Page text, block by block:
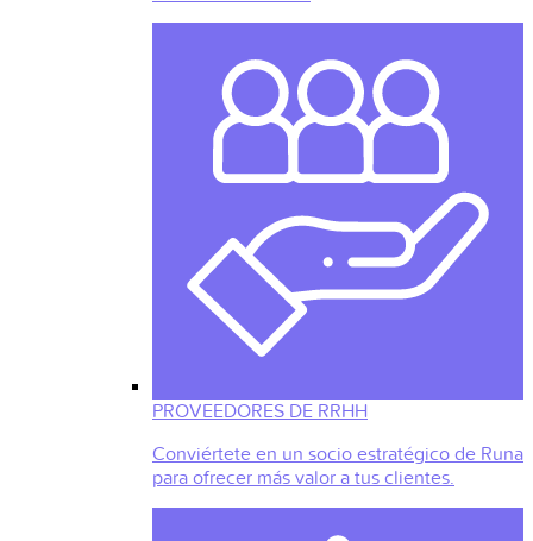
PROVEEDORES DE RRHH
Conviértete en un socio estratégico de Runa
para ofrecer más valor a tus clientes.